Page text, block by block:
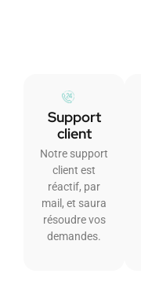
Support
client
Notre support
client est
réactif, par
mail, et saura
résoudre vos
demandes.